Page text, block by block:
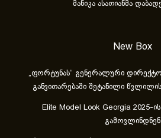
მანიკა ასათიანმა
New Box
„ფორტუნას“ გენერალური
განვითარებაში შეტანილი
Elite Model Look Georgia 2025-
გამოვლინდნენ